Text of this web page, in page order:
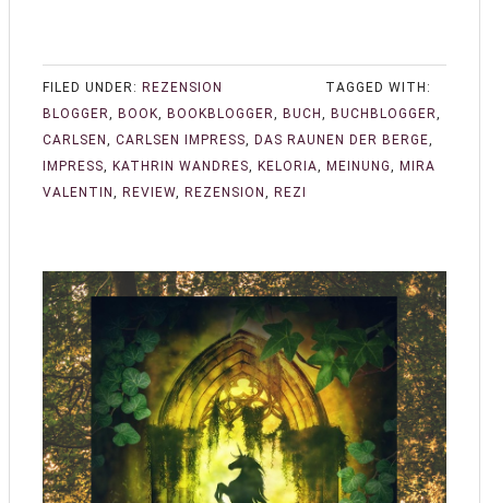
FILED UNDER: REZENSION
TAGGED WITH:
BLOGGER, BOOK, BOOKBLOGGER, BUCH , BUCHBLOGGER,
CARLSEN , CARLSEN IMPRESS, DAS RAUNEN DER BERGE,
IMPRESS, KATHRIN WANDRES, KELORIA, MEINUNG, MIRA
VALENTIN , REVIEW, REZENSION , REZI